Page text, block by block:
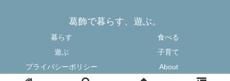
葛飾で暮らす、遊ぶ。
暮らす
食べる
遊ぶ
子育て
プライバシーポリシー
About